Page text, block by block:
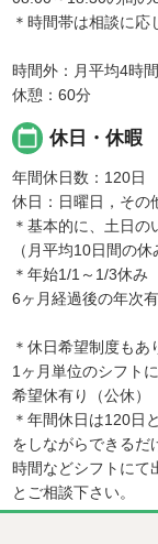
＊時間帯は相談に応
時間外：月平均4時間
休憩：60分
calendar_today 休日・休暇
年間休日数：120日
休日：日曜日，その
＊基本的に、土日の
（月平均10日間の休
＊年始1/1～1/3休み
6ヶ月経過後の年次
＊休日希望制度もあ
1ヶ月単位のシフト
希望休有り（公休）
＊年間休日は120日
をしながらできるだ
時間などシフトにて
とご相談下さい。